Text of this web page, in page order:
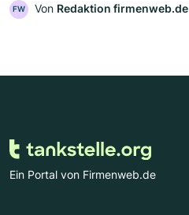
FW Von Redaktion firmenweb.de
Ein Portal von Firmenweb.de